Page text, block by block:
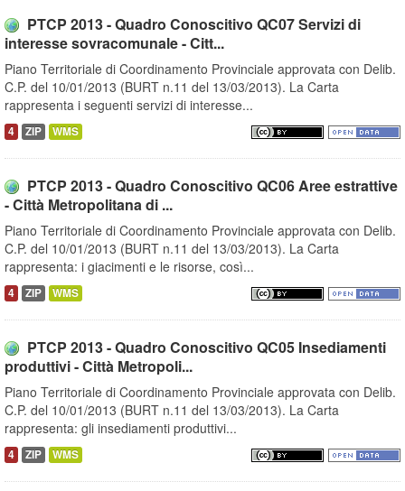
PTCP 2013 - Quadro Conoscitivo QC07 Servizi di
interesse sovracomunale - Citt...
Piano Territoriale di Coordinamento Provinciale approvata con Delib.
C.P. del 10/01/2013 (BURT n.11 del 13/03/2013). La Carta
rappresenta i seguenti servizi di interesse...
4 ZIP WMS
PTCP 2013 - Quadro Conoscitivo QC06 Aree estrattive
- Città Metropolitana di ...
Piano Territoriale di Coordinamento Provinciale approvata con Delib.
C.P. del 10/01/2013 (BURT n.11 del 13/03/2013). La Carta
rappresenta: i giacimenti e le risorse, così...
4 ZIP WMS
PTCP 2013 - Quadro Conoscitivo QC05 Insediamenti
produttivi - Città Metropoli...
Piano Territoriale di Coordinamento Provinciale approvata con Delib.
C.P. del 10/01/2013 (BURT n.11 del 13/03/2013). La Carta
rappresenta: gli insediamenti produttivi...
4 ZIP WMS